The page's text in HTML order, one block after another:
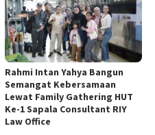
Rahmi Intan Yahya Bangun
Semangat Kebersamaan
Lewat Family Gathering HUT
Ke-1 Sapala Consultant RIY
Law Office